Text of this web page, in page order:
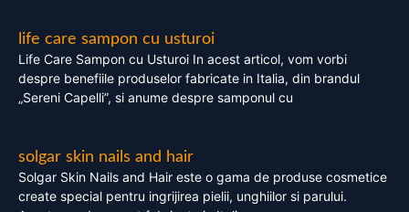
life care sampon cu usturoi
Life Care Sampon cu Usturoi In acest articol, vom vorbi
despre benefiile produselor fabricate in Italia, din brandul
„Sereni Capelli”, si anume despre samponul cu
solgar skin nails and hair
Solgar Skin Nails and Hair este o gama de produse cosmetice
create special pentru ingrijirea pielii, unghiilor si parului.